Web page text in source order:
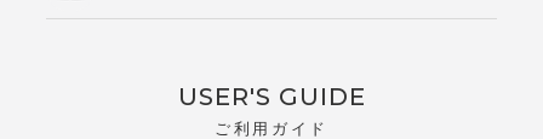
USER'S GUIDE
ご利用ガイド